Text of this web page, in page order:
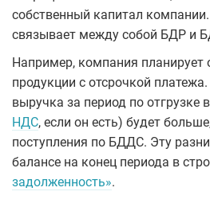
собственный капитал
связывает между собой БДР и
Например, компания планирует
продукции с отсрочкой
выручка за период по отгрузке
НДС, если он есть) будет
поступления по БДДС. Эту
балансе на конец периода в
задолженность».